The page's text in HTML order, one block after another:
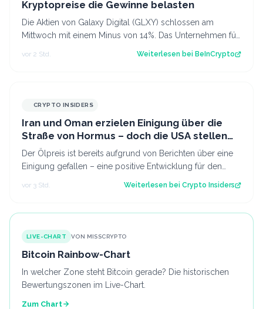
Kryptopreise die Gewinne belasten
Die Aktien von Galaxy Digital (GLXY) schlossen am
Mittwoch mit einem Minus von 14%. Das Unternehmen für
vor 2 Std. Weiterlesen bei BeInCrypto
CRYPTO INSIDERS
Iran und Oman erzielen Einigung über die
Straße von Hormus – doch die USA stellen
sich quer
Der Ölpreis ist bereits aufgrund von Berichten über eine
Einigung gefallen – eine positive Entwicklung für den
vor 3 Std. Weiterlesen bei Crypto Insiders
LIVE-CHART VON MISSCRYPTO
Bitcoin Rainbow-Chart
In welcher Zone steht Bitcoin gerade? Die historischen
Bewertungszonen im Live-Chart.
Zum Chart